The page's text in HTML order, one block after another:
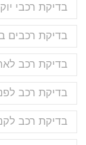
בדיקת רכבי
בדיקת רכבים
בדיקת רכב
בדיקת רכב
בדיקת רכב